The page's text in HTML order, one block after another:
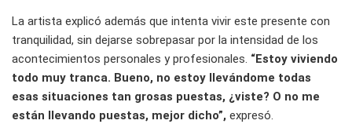
La artista explicó además que intenta vivir este presente con
tranquilidad, sin dejarse sobrepasar por la intensidad de los
acontecimientos personales y profesionales. “Estoy viviendo
todo muy tranca. Bueno, no estoy llevándome todas
esas situaciones tan grosas puestas, ¿viste? O no me
están llevando puestas, mejor dicho”, expresó.